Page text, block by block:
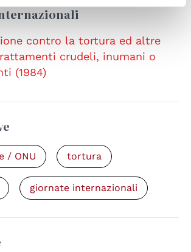
contro la tortura ed altre
crudeli, inumani o
(1984)
/ ONU tortura
giornate internazionali